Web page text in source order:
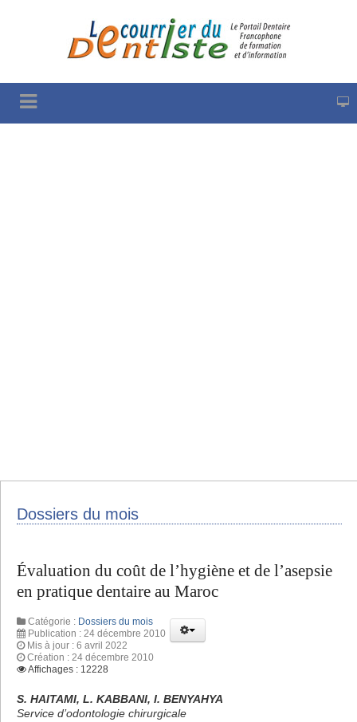
Dossiers du mois
Évaluation du coût de l’hygiène et de l’asepsie
en pratique dentaire au Maroc
Catégorie : Dossiers du mois
Publication : 24 décembre 2010
Mis à jour : 6 avril 2022
Création : 24 décembre 2010
Affichages : 12228
S. HAITAMI, L. KABBANI, I. BENYAHYA
Service d’odontologie chirurgicale